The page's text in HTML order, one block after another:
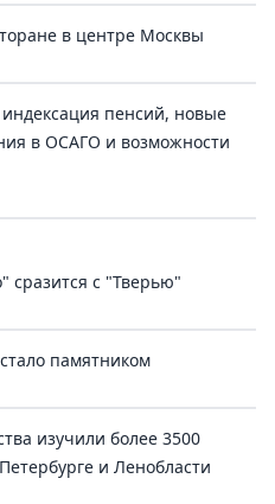
в центре Москвы
индексация пенсий, новые
в ОСАГО и возможности
сразится с "Тверью"
памятником
изучили более 3500
и Ленобласти